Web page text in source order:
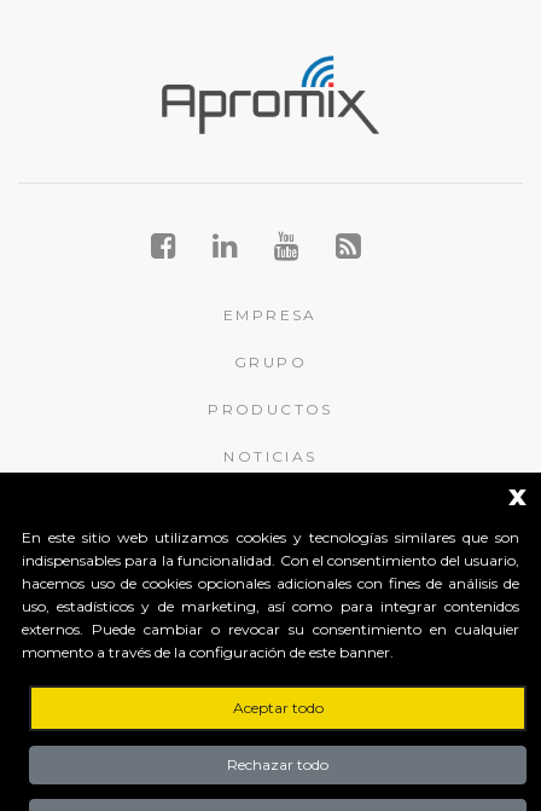
EMPRESA
GRUPO
PRODUCTOS
NOTICIAS
APROMIX RFID S.r.l.
Contrà S. Giorgio, 148
36061 Bassano del Grappa (Vicenza) Italy
Tel. +39 0424 502466
Tel. +39 0424 1903462
Capitale Sociale € 150.000
interamente versato Registro Imprese
x
En este sitio web utilizamos cookies y tecnologías similares que son
indispensables para la funcionalidad. Con el consentimiento del usuario,
hacemos uso de cookies opcionales adicionales con fines de análisis de
uso, estadísticos y de marketing, así como para integrar contenidos
externos. Puede cambiar o revocar su consentimiento en cualquier
momento a través de la configuración de este banner.
Aceptar todo
Rechazar todo